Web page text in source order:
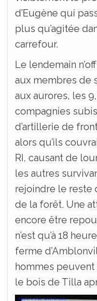
d’Eugène qui
plus qu’agitée
carrefour.
Le lendemain
aux membres de
aux aurores, les 9,
compagnies
d’artillerie de
alors qu’ils
RI, causant de
les autres
rejoindre le reste
de la forêt. Une
encore être
n’est qu’à 18
ferme
hommes
le bois de Tilla